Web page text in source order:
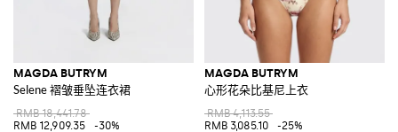
MAGDA BUTRYM
Selene 褶皱垂坠连衣裙
RMB 18,441.78
RMB 12,909.35
-30%
MAGDA BUTRYM
心形花朵比基尼上衣
RMB 4,113.55
RMB 3,085.10
-25%